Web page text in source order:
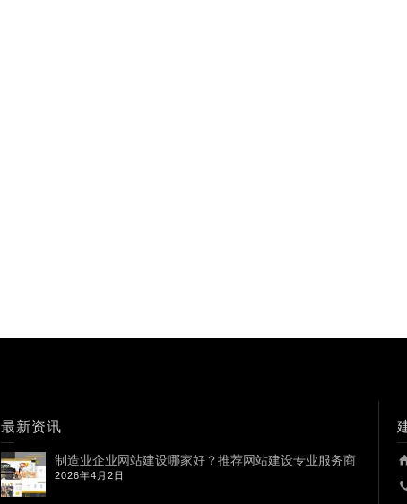
最新资讯
制造业企业网站建设哪家好？推荐网站建设专业服务商
2026年4月2日